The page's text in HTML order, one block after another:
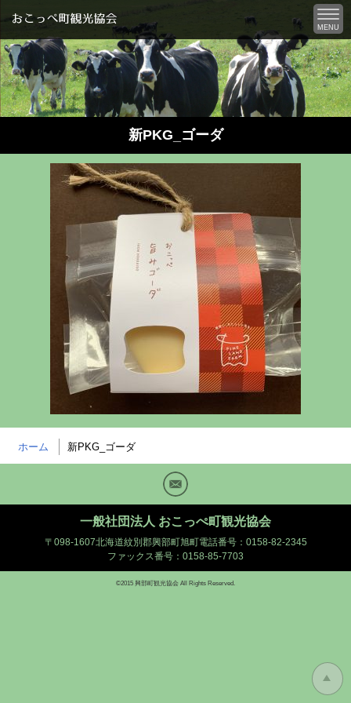
MENU
新PKG_ゴーダ
ホーム 新PKG_ゴーダ
Mail
一般社団法人 おこっぺ町観光協会
〒098-1607北海道紋別郡興部町旭町電話番号：0158-82-2345
ファックス番号：0158-85-7703
©2015 興部町観光協会 All Rights Reserved.